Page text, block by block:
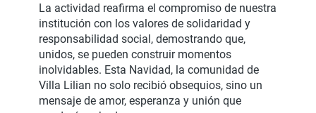
La actividad reafirma el compromiso de nuestra
institución con los valores de solidaridad y
responsabilidad social, demostrando que,
unidos, se pueden construir momentos
inolvidables. Esta Navidad, la comunidad de
Villa Lilian no solo recibió obsequios, sino un
mensaje de amor, esperanza y unión que